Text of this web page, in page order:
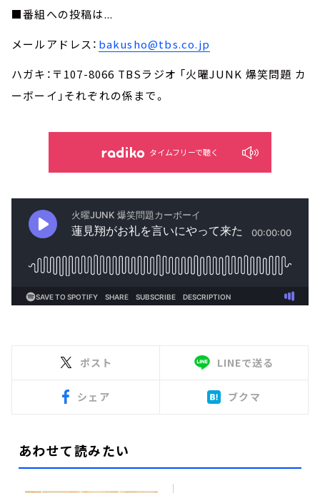
■番組への投稿は...
メールアドレス： bakusho@tbs.co.jp
ハガキ：〒107-8066 TBSラジオ 「火曜JUNK 爆笑問題 カ
ーボーイ」それぞれの係まで。
タイムフリーで聴く
ポスト LINEで送る
シェア ブクマ
あわせて読みたい